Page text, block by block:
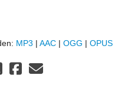
MP3 | AAC | OGG | OPUS